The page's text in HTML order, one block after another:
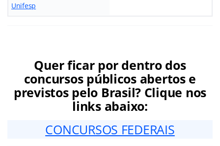
Unifesp
Quer ficar por dentro dos
concursos públicos abertos e
previstos pelo Brasil? Clique nos
links abaixo:
CONCURSOS FEDERAIS